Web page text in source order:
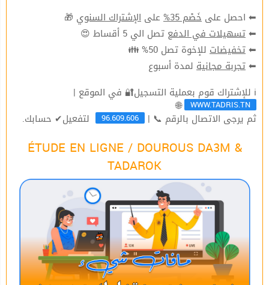
⬅ احصل على خَصْم 35% على الإشتراك السنوي 🎁
⬅تسهيلات في الدفع تصل الي 5 أقساط 😍
⬅تخفيضات للإخوة تصل 50% 👪
⬅تجربة مجانية لمدة أسبوع
ℹ للإشتراك قوم بعملية التسجيل🔐 في الموقع |
WWW.TADRIS.TN
🌐
ثم يرجى الاتصال بالرقم 📞 | 96.609.606 لتفعيل✔ حسابك.
ÉTUDE EN LIGNE / DOUROUS DA3M &
TADAROK